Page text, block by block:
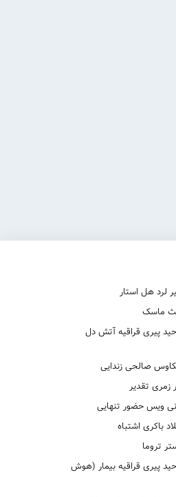
لرد هل استار
ماسک
پیری قراقیه آتش دل
صالحی زندایی
زمری تقدیر
ویس حضور تنهایی
باکری اشتباه
تروما
پیری قراقیه بیمار (هوش